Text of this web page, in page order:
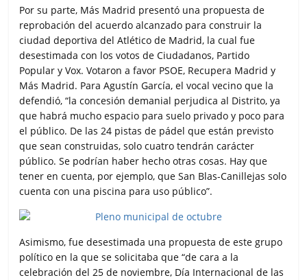
Por su parte, Más Madrid presentó una propuesta de
reprobación del acuerdo alcanzado para construir la
ciudad deportiva del Atlético de Madrid, la cual fue
desestimada con los votos de Ciudadanos, Partido
Popular y Vox. Votaron a favor PSOE, Recupera Madrid y
Más Madrid. Para Agustín García, el vocal vecino que la
defendió, “la concesión demanial perjudica al Distrito, ya
que habrá mucho espacio para suelo privado y poco para
el público. De las 24 pistas de pádel que están previsto
que sean construidas, solo cuatro tendrán carácter
público. Se podrían haber hecho otras cosas. Hay que
tener en cuenta, por ejemplo, que San Blas-Canillejas solo
cuenta con una piscina para uso público”.
Asimismo, fue desestimada una propuesta de este grupo
político en la que se solicitaba que “de cara a la
celebración del 25 de noviembre, Día Internacional de las